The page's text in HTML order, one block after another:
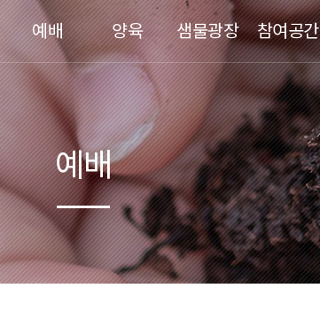
예배 양육 샘물광장 참여공간
예배